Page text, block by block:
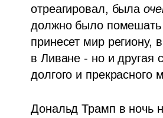
отреагировал, была
должно было помешать
принесет мир региону,
в Ливане - но и другая
долгого и прекрасного
Дональд Трамп в ночь